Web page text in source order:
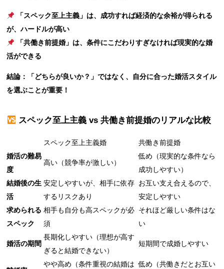
「スペック至上主義」は、成功すれば経済的な余裕が得られる
が、ハードルが高い
「共働き前提婚」は、条件にこだわりすぎなければ現実的な婚
活ができる
結論：「どちらが良いか？」ではなく、自分に合った婚活スタイル
を選ぶことが重要！
スペック至上主義 vs 共働き前提婚のリアルな比較
スペック至上主義婚
共働き前提婚
婚活の難易
度
高い（競争率が激しい）
低め（現実的な条件なら
成功しやすい）
結婚後の生
活
安定しやすいが、相手に依存
するリスクあり
お互い支え合えるので、
安定しやすい
求められる
スペック
相手も自分も高スペックが必
須
それほど厳しい条件はな
い
婚活の期間
長期化しやすい（理想が高す
ぎると結婚できない）
短期間で成婚しやすい
やや高め（条件重視の結婚は
低め（共働きだとお互い